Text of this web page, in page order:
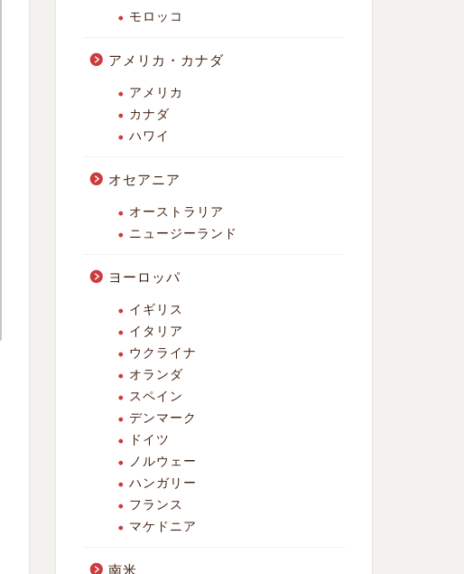
モロッコ
アメリカ・カナダ
アメリカ
カナダ
ハワイ
オセアニア
オーストラリア
ニュージーランド
ヨーロッパ
イギリス
イタリア
ウクライナ
オランダ
スペイン
デンマーク
ドイツ
ノルウェー
ハンガリー
フランス
マケドニア
南米